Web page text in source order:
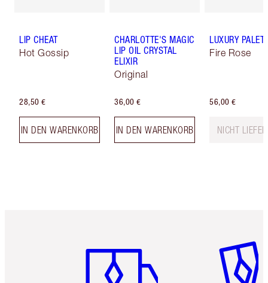
LIP CHEAT
Hot Gossip
28,50 €
IN DEN WARENKORB
CHARLOTTE'S MAGIC
LIP OIL CRYSTAL
ELIXIR
Original
36,00 €
IN DEN WARENKORB
LUXURY
Fire Rose
56,00 €
NICHT